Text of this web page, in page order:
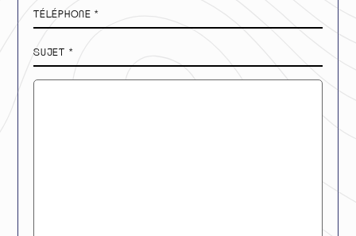
Téléphone *
Sujet *
Message